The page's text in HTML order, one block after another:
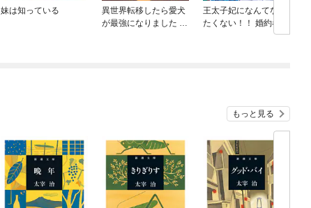
妹は知っている
異世界転移したら愛犬
が最強になりました ～
王太子妃になんてなり
たくない！！ 婚約者編
もっと見る